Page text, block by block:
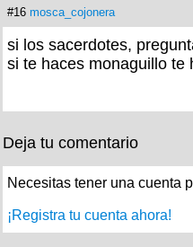
#16 mosca_cojonera
si los sacerdotes,
si te haces monaguillo te
Deja tu comentario
Necesitas tener una cuenta
¡Registra tu cuenta ahora!